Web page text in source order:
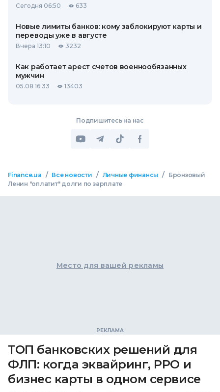
Сегодня 06:50 633
Новые лимиты банков: кому заблокируют карты и
переводы уже в августе
Вчера 13:10 3232
Как работает арест счетов военнообязанных
мужчин
05.08 16:33 13403
Подпишитесь на нас
Finance.ua / Все новости / Личные финансы /
Бронзовый
Ленин "оплатит" долги по зарплате
Место для вашей рекламы
ТОП банковских решений для
ФЛП: когда эквайринг, РРО и
бизнес карты в одном сервисе